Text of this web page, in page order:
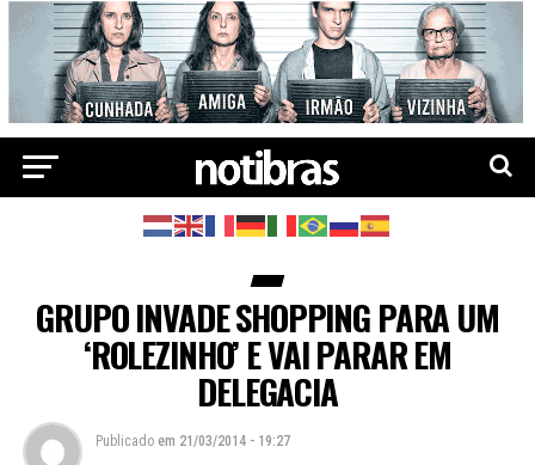
GRUPO INVADE SHOPPING PARA UM
‘ROLEZINHO’ E VAI PARAR EM
DELEGACIA
Publicado em 21/03/2014 - 19:27